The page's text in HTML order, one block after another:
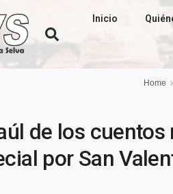
Inicio
Home
de los
por San